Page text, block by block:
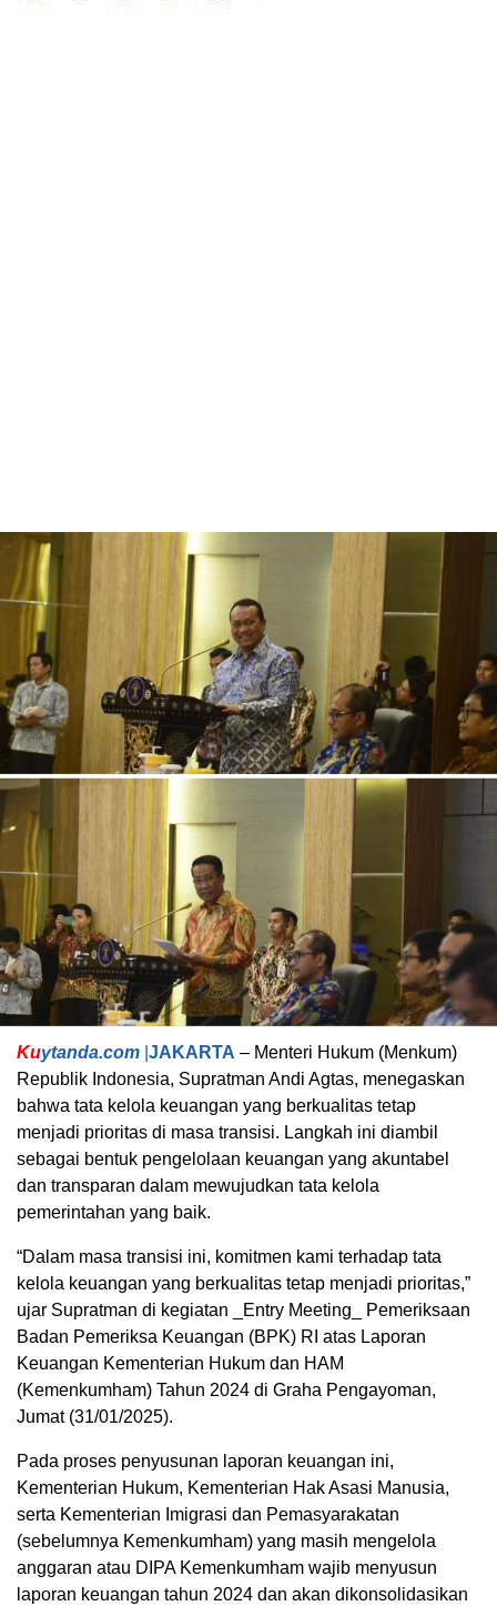
Kuytanda.com JAKARTA – Menteri Hukum (Menkum)
Republik Indonesia, Supratman Andi Agtas, menegaskan
bahwa tata kelola keuangan yang berkualitas tetap
menjadi prioritas di masa transisi. Langkah ini diambil
sebagai bentuk pengelolaan keuangan yang akuntabel
dan transparan dalam mewujudkan tata kelola
pemerintahan yang baik.
“Dalam masa transisi ini, komitmen kami terhadap tata
kelola keuangan yang berkualitas tetap menjadi prioritas,”
ujar Supratman di kegiatan _Entry Meeting_ Pemeriksaan
Badan Pemeriksa Keuangan (BPK) RI atas Laporan
Keuangan Kementerian Hukum dan HAM
(Kemenkumham) Tahun 2024 di Graha Pengayoman,
Jumat (31/01/2025).
Pada proses penyusunan laporan keuangan ini,
Kementerian Hukum, Kementerian Hak Asasi Manusia,
serta Kementerian Imigrasi dan Pemasyarakatan
(sebelumnya Kemenkumham) yang masih mengelola
anggaran atau DIPA Kemenkumham wajib menyusun
laporan keuangan tahun 2024 dan akan dikonsolidasikan